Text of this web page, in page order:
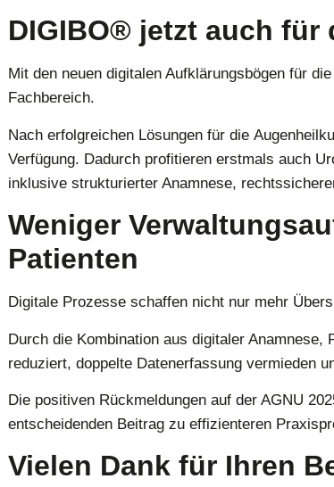
DIGIBO® jetzt auch für
Mit den neuen digitalen Aufklärungsbögen für
Fachbereich.
Nach erfolgreichen Lösungen für die
Verfügung. Dadurch profitieren erstmals auch
inklusive strukturierter Anamnese,
Weniger
Patienten
Digitale Prozesse schaffen nicht nur mehr
Durch die Kombination aus digitaler Anamnese,
reduziert, doppelte Datenerfassung vermieden
Die positiven Rückmeldungen auf der AGNU
entscheidenden Beitrag zu effizienteren
Vielen Dank für Ihren